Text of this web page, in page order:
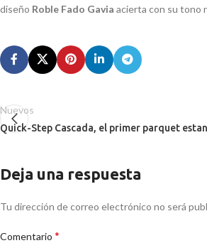
diseño Roble Fado Gavia acierta con su tono
Nuevos
Quick-Step Cascada, el primer parquet
Deja una respuesta
Tu dirección de correo electrónico no será
Comentario *